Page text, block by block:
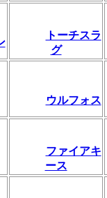
トーチスラ
グ
ウルフォス
ファイアキ
ース